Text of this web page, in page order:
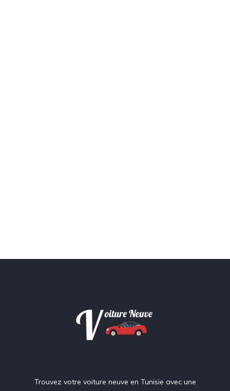
Trouvez votre voiture neuve en Tunisie avec une